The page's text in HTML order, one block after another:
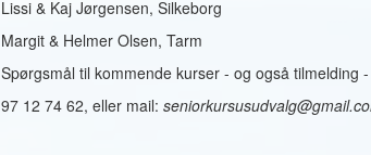
Lissi & Kaj Jørgensen, Silkeborg
Margit & Helmer Olsen, Tarm
Spørgsmål til kommende kurser - og også tilmelding
97 12 74 62, eller mail: